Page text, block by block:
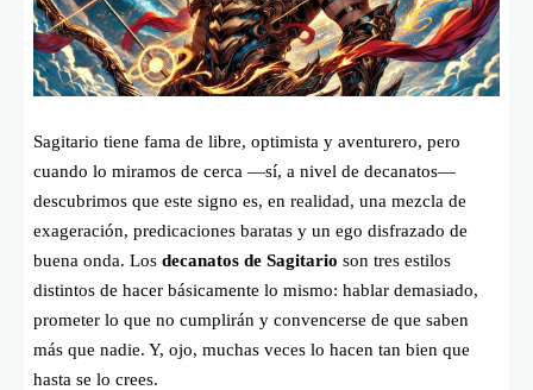
Sagitario tiene fama de libre, optimista y aventurero, pero
cuando lo miramos de cerca —sí, a nivel de decanatos—
descubrimos que este signo es, en realidad, una mezcla de
exageración, predicaciones baratas y un ego disfrazado de
buena onda. Los decanatos de Sagitario son tres estilos
distintos de hacer básicamente lo mismo: hablar demasiado,
prometer lo que no cumplirán y convencerse de que saben
más que nadie. Y, ojo, muchas veces lo hacen tan bien que
hasta se lo crees.